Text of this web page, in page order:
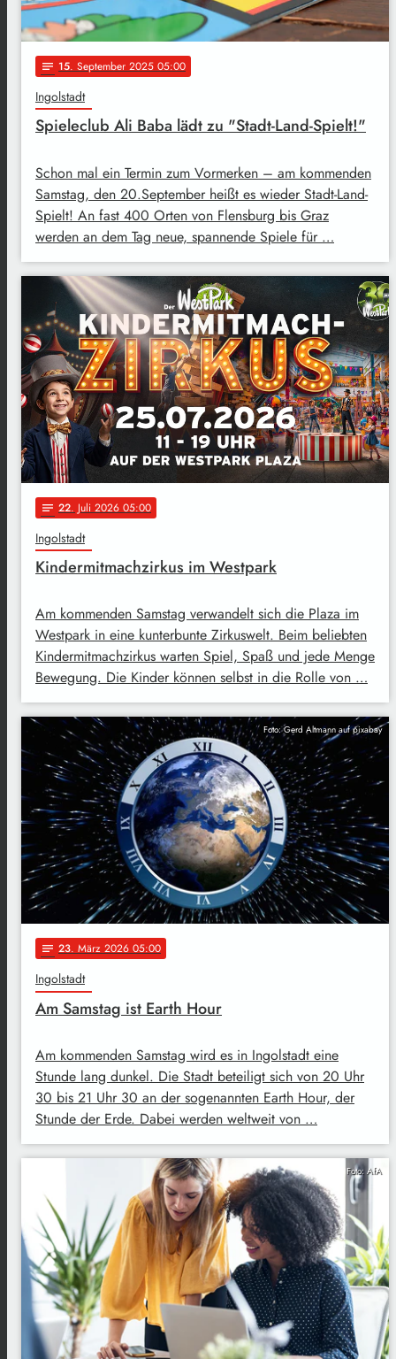
notes 15. September 2025 05:00
Ingolstadt
Spieleclub Ali Baba lädt zu "Stadt-Land-Spielt!"
Schon mal ein Termin zum Vormerken – am kommenden
Samstag, den 20.September heißt es wieder Stadt-Land-
Spielt! An fast 400 Orten von Flensburg bis Graz
werden an dem Tag neue, spannende Spiele für …
notes 22. Juli 2026 05:00
Ingolstadt
Kindermitmachzirkus im Westpark
Am kommenden Samstag verwandelt sich die Plaza im
Westpark in eine kunterbunte Zirkuswelt. Beim beliebten
Kindermitmachzirkus warten Spiel, Spaß und jede Menge
Bewegung. Die Kinder können selbst in die Rolle von …
Foto: Gerd Altmann auf pixabay
notes 23. März 2026 05:00
Ingolstadt
Am Samstag ist Earth Hour
Am kommenden Samstag wird es in Ingolstadt eine
Stunde lang dunkel. Die Stadt beteiligt sich von 20 Uhr
30 bis 21 Uhr 30 an der sogenannten Earth Hour, der
Stunde der Erde. Dabei werden weltweit von …
Foto: AfA